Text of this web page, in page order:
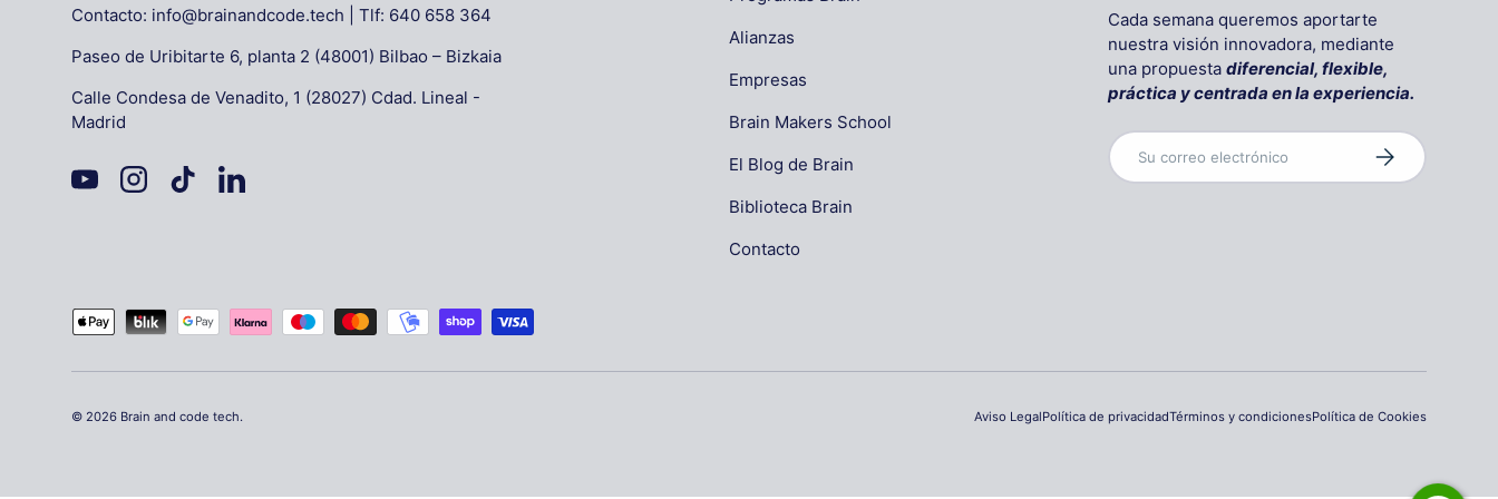
Contacto: info@brainandcode.tech | Tlf: 640 658 364
Paseo de Uribitarte 6, planta 2 (48001) Bilbao – Bizkaia
Calle Condesa de Venadito, 1 (28027) Cdad. Lineal -
Madrid
YouTubeInstagramTikTokLinkedIn
Alianzas
Empresas
Brain Makers School
El Blog de Brain
Biblioteca Brain
Contacto
Cada semana queremos aportarte
nuestra visión innovadora, mediante
una propuesta diferencial, flexible,
práctica y centrada en la experiencia.
Correo electrónico
Suscribirse
Formas de pago aceptadas
© 2026 Brain and code tech. Aviso LegalPolítica de privacidadTérminos y condicionesPolítica de Cookies